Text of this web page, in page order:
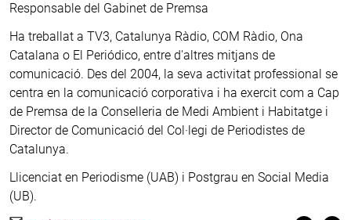
Responsable del Gabinet de Premsa
Ha treballat a TV3, Catalunya Ràdio, COM Ràdio, Ona
Catalana o El Periódico, entre d'altres mitjans de
comunicació. Des del 2004, la seva activitat professional se
centra en la comunicació corporativa i ha exercit com a Cap
de Premsa de la Conselleria de Medi Ambient i Habitatge i
Director de Comunicació del Col·legi de Periodistes de
Catalunya.
Llicenciat en Periodisme (UAB) i Postgrau en Social Media
(UB).